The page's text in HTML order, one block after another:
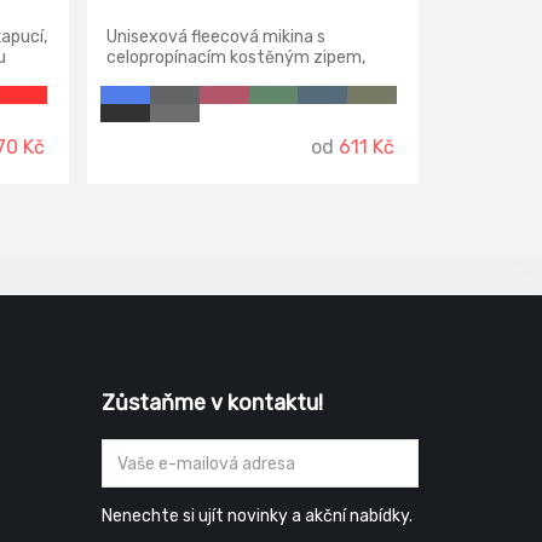
Kč
Unisexová fleecová mikina s
celopropínacím kostěným zipem,
průkrčník začištěn páskou v barvě
vrchového materiálu, dolní lem
stažený pruženkou, lemy rukávů
od 611 Kč
Zůstaňme v kontaktu!
Nenechte si ujít novinky a akční nabídky.